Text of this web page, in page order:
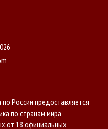
России предоставляется
по странам мира
от 18 официальных